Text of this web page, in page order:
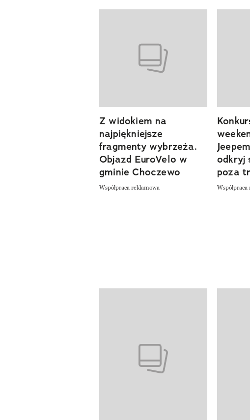
previous element
Z widokiem na
najpiękniejsze
fragmenty wybrzeża.
Objazd EuroVelo w
gminie Choczewo
Współpraca reklamowa
odkryj
poza